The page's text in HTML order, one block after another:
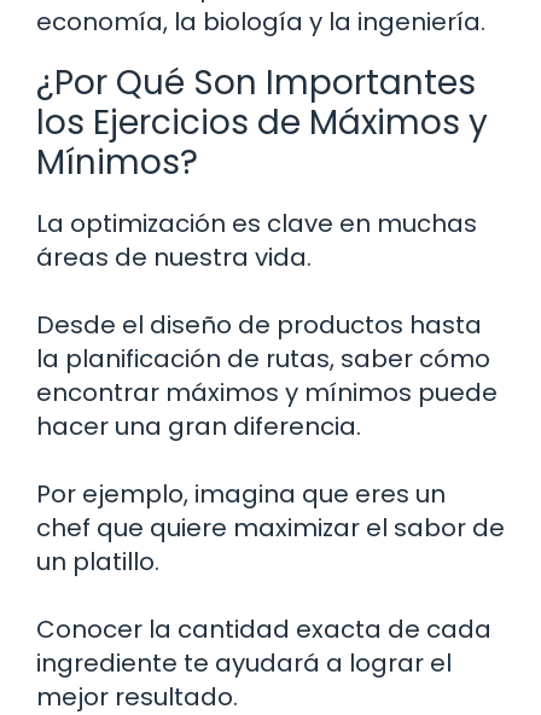
economía, la biología y la ingeniería.
¿Por Qué Son Importantes
los Ejercicios de Máximos y
Mínimos?
La optimización es clave en muchas
áreas de nuestra vida.
Desde el diseño de productos hasta
la planificación de rutas, saber cómo
encontrar máximos y mínimos puede
hacer una gran diferencia.
Por ejemplo, imagina que eres un
chef que quiere maximizar el sabor de
un platillo.
Conocer la cantidad exacta de cada
ingrediente te ayudará a lograr el
mejor resultado.